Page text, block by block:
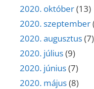
2020. október(13)
2020. szeptember
2020. augusztus(7)
2020. július(9)
2020. június(7)
2020. május(8)